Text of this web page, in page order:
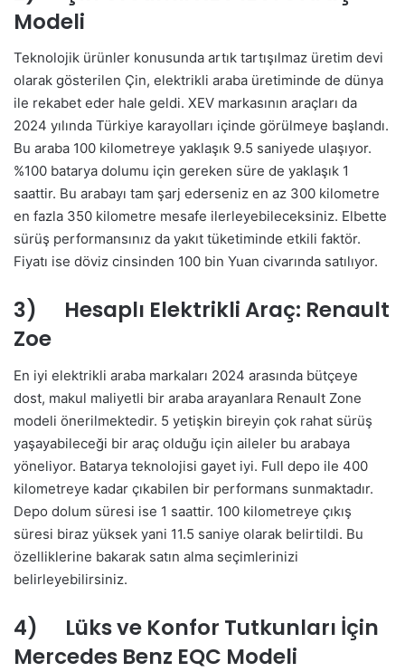
Modeli
Teknolojik ürünler konusunda artık tartışılmaz üretim devi
olarak gösterilen Çin, elektrikli araba üretiminde de dünya
ile rekabet eder hale geldi. XEV markasının araçları da
2024 yılında Türkiye karayolları içinde görülmeye başlandı.
Bu araba 100 kilometreye yaklaşık 9.5 saniyede ulaşıyor.
%100 batarya dolumu için gereken süre de yaklaşık 1
saattir. Bu arabayı tam şarj ederseniz en az 300 kilometre
en fazla 350 kilometre mesafe ilerleyebileceksiniz. Elbette
sürüş performansınız da yakıt tüketiminde etkili faktör.
Fiyatı ise döviz cinsinden 100 bin Yuan civarında satılıyor.
3) Hesaplı Elektrikli Araç: Renault
Zoe
En iyi elektrikli araba markaları 2024 arasında bütçeye
dost, makul maliyetli bir araba arayanlara Renault Zone
modeli önerilmektedir. 5 yetişkin bireyin çok rahat sürüş
yaşayabileceği bir araç olduğu için aileler bu arabaya
yöneliyor. Batarya teknolojisi gayet iyi. Full depo ile 400
kilometreye kadar çıkabilen bir performans sunmaktadır.
Depo dolum süresi ise 1 saattir. 100 kilometreye çıkış
süresi biraz yüksek yani 11.5 saniye olarak belirtildi. Bu
özelliklerine bakarak satın alma seçimlerinizi
belirleyebilirsiniz.
4) Lüks ve Konfor Tutkunları İçin
Mercedes Benz EQC Modeli